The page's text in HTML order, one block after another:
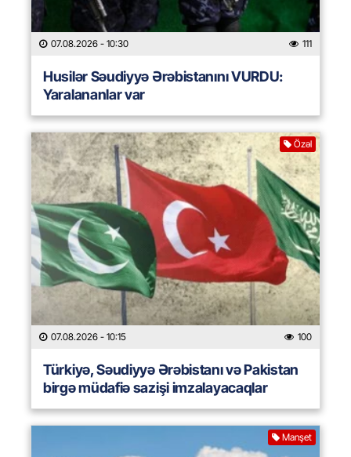
07.08.2026 - 10:30 111
Husilər Səudiyyə Ərəbistanını VURDU:
Yaralananlar var
Özəl
07.08.2026 - 10:15 100
Türkiyə, Səudiyyə Ərəbistanı və Pakistan
birgə müdafiə sazişi imzalayacaqlar
Manşet